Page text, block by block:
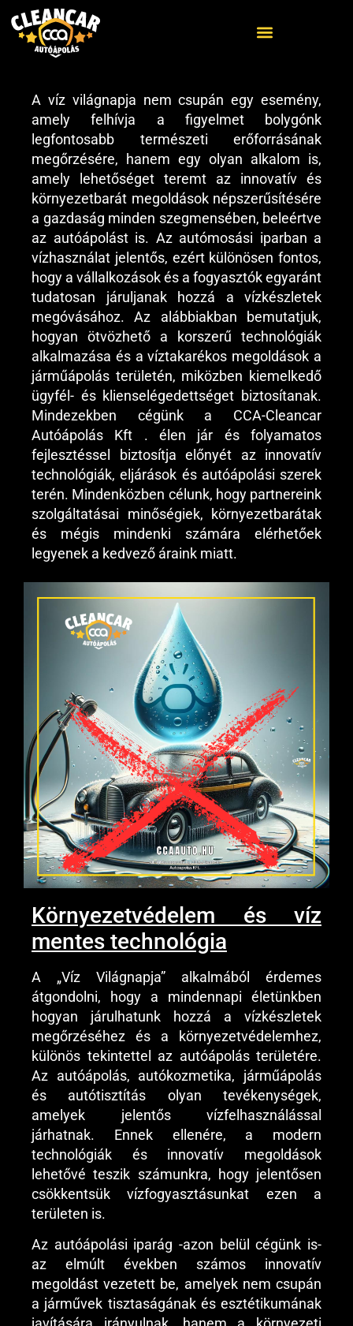
ELŐZŐ KÖVETKEZŐ
Új partner csatlakozott: Püspökladány
A víz világnapja nem csupán egy esemény,
amely felhívja a figyelmet bolygónk
legfontosabb természeti erőforrásának
megőrzésére, hanem egy olyan alkalom is,
amely lehetőséget teremt az innovatív és
környezetbarát megoldások népszerűsítésére
a gazdaság minden szegmensében, beleértve
az autóápolást is. Az autómosási iparban a
vízhasználat jelentős, ezért különösen fontos,
hogy a vállalkozások és a fogyasztók egyaránt
tudatosan járuljanak hozzá a vízkészletek
megóvásához. Az alábbiakban bemutatjuk,
hogyan ötvözhető a korszerű technológiák
alkalmazása és a víztakarékos megoldások a
járműápolás területén, miközben kiemelkedő
ügyfél- és klienselégedettséget biztosítanak.
Mindezekben cégünk a CCA-Cleancar
Autóápolás Kft . élen jár és folyamatos
fejlesztéssel biztosítja előnyét az innovatív
technológiák, eljárások és autóápolási szerek
terén. Mindenközben célunk, hogy partnereink
szolgáltatásai minőségiek, környezetbarátak
és mégis mindenki számára elérhetőek
legyenek a kedvező áraink miatt.
Környezetvédelem és víz
mentes technológia
A „Víz Világnapja” alkalmából érdemes
átgondolni, hogy a mindennapi életünkben
hogyan járulhatunk hozzá a vízkészletek
megőrzéséhez és a környezetvédelemhez,
különös tekintettel az autóápolás területére.
Az autóápolás, autókozmetika, járműápolás
és autótisztítás olyan tevékenységek,
amelyek jelentős vízfelhasználással
járhatnak. Ennek ellenére, a modern
technológiák és innovatív megoldások
lehetővé teszik számunkra, hogy jelentősen
csökkentsük vízfogyasztásunkat ezen a
területen is.
Az autóápolási iparág -azon belül cégünk is-
az elmúlt években számos innovatív
megoldást vezetett be, amelyek nem csupán
a járművek tisztaságának és esztétikumának